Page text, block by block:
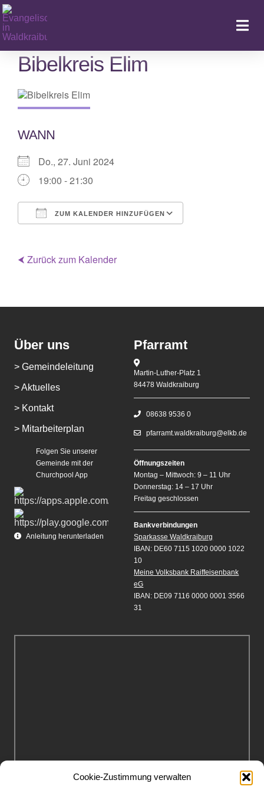
Cookie-Zustimmung verwalten
Zum
Inhalt
springen
Bibelkreis Elim
WANN
Do., 27. Juni 2024
19:00 - 21:30
ZUM KALENDER HINZUFÜGEN
⮜ Zurück zum Kalender
Über uns
> Gemeindeleitung
> Aktuelles
> Kontakt
> Mitarbeiterplan
Folgen Sie unserer
Gemeinde mit der
Churchpool App
Anleitung herunterladen
Pfarramt
Martin-Luther-Platz 1
84478 Waldkraiburg
08638 9536 0
pfarramt.waldkraiburg@elkb.de
Öffnungszeiten
Montag – Mittwoch: 9 – 11 Uhr
Donnerstag: 14 – 17 Uhr
Freitag geschlossen
Bankverbindungen
Sparkasse Waldkraiburg
IBAN: DE60 7115 1020 0000 1022
10
Meine Volksbank Raiffeisenbank
eG
IBAN: DE09 7116 0000 0001 3566
31